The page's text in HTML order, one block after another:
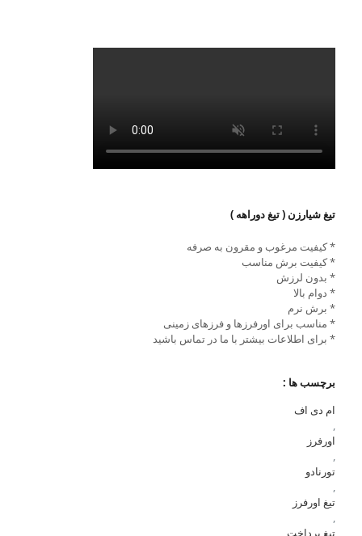
تیغ شیارزن ( تیغ دوراهه )
* کیفیت مرغوب و مقرون به صرفه
* کیفیت برش مناسب
* بدون لرزش
* دوام بالا
* برش نرم
* مناسب برای اورفرزها و فرزهای زمینی
* برای اطلاعات بیشتر با ما در تماس باشید
برچسب ها :
ام دی اف
,
اورفرز
,
تورنادو
,
تیغ اورفرز
,